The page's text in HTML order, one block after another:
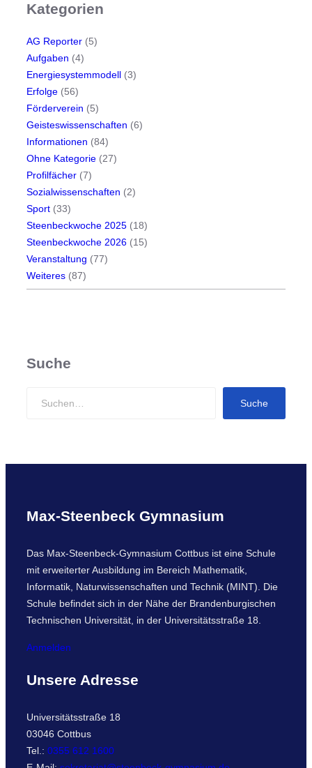
Kategorien
AG Reporter (5)
Aufgaben (4)
Energiesystemmodell (3)
Erfolge (56)
Förderverein (5)
Geisteswissenschaften (6)
Informationen (84)
Ohne Kategorie (27)
Profilfächer (7)
Sozialwissenschaften (2)
Sport (33)
Steenbeckwoche 2025 (18)
Steenbeckwoche 2026 (15)
Veranstaltung (77)
Weiteres (87)
Suche
c
Suche
Max-Steenbeck Gymnasium
Das Max-Steenbeck-Gymnasium Cottbus ist eine Schule
mit erweiterter Ausbildung im Bereich Mathematik,
Informatik, Naturwissenschaften und Technik (MINT). Die
Schule befindet sich in der Nähe der Brandenburgischen
Technischen Universität, in der Universitätsstraße 18.
Anmelden
Unsere Adresse
Universitätsstraße 18
03046 Cottbus
Tel.: 0355 612 1600